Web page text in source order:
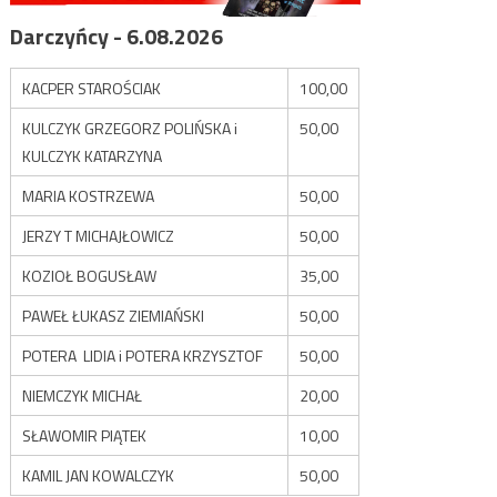
Darczyńcy - 6.08.2026
KACPER STAROŚCIAK
100,00
KULCZYK GRZEGORZ POLIŃSKA i
KULCZYK KATARZYNA
50,00
MARIA KOSTRZEWA
50,00
JERZY T MICHAJŁOWICZ
50,00
KOZIOŁ BOGUSŁAW
35,00
PAWEŁ ŁUKASZ ZIEMIAŃSKI
50,00
POTERA LIDIA i POTERA KRZYSZTOF
50,00
NIEMCZYK MICHAŁ
20,00
SŁAWOMIR PIĄTEK
10,00
KAMIL JAN KOWALCZYK
50,00